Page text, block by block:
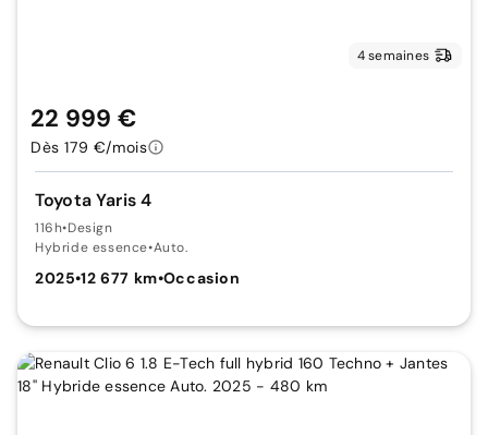
4 semaines
Toyota Yaris 4
116h•Design
Hybride essence•Auto.
2025•12 677 km•Occasion
22 999 €
Dès 179 €/mois